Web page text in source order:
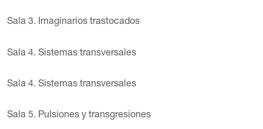
Sala 3. Imaginarios trastocados
Sala 4. Sistemas transversales
Sala 4. Sistemas transversales
Sala 5. Pulsiones y transgresiones